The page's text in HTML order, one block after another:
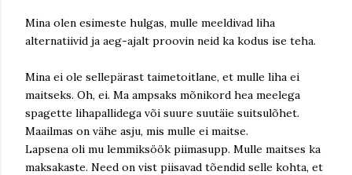
Mina olen esimeste hulgas, mulle meeldivad liha
alternatiivid ja aeg-ajalt proovin neid ka kodus ise teha.
Mina ei ole sellepärast taimetoitlane, et mulle liha ei
maitseks. Oh, ei. Ma ampsaks mõnikord hea meelega
spagette lihapallidega või suure suutäie suitsulõhet.
Maailmas on vähe asju, mis mulle ei maitse.
Lapsena oli mu lemmiksöök piimasupp. Mulle maitses ka
maksakaste. Need on vist piisavad tõendid selle kohta, et